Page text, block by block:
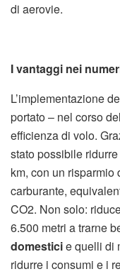
di aerovie.
I vantaggi nei
L’implementazione
portato – nel corso
efficienza di volo.
stato possibile
km, con un
carburante,
CO2. Non solo:
6.500 metri a trarne
domesticie quelli di
ridurre i consumi e i